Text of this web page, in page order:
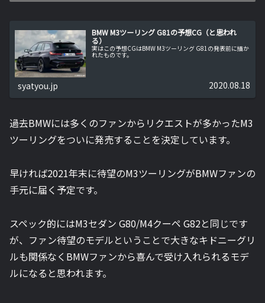
BMW M3ツーリング G81の予想CG（と思われ
る）
実はこの予想CGはBMW M3ツーリング G81の発表前に描か
れたものです。
syatyou.jp 2020.08.18
過去BMWには多くのファンからリクエストが多かったM3
ツーリングをついに発売することを決定しています。
早ければ2021年末に待望のM3ツーリングがBMWファンの
手元に届く予定です。
スペック的にはM3セダン G80/M4クーペ G82と同じです
が、ファン待望のモデルということで大きなキドニーグリ
ルも関係なくBMWファンから喜んで受け入れられるモデ
ルになると思われます。